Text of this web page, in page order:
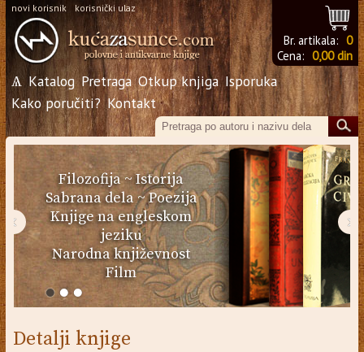
novi korisnik korisnički ulaz
Br. artikala: 0
Cena: 0,00 din
Ѧ Katalog Pretraga Otkup knjiga Isporuka
Kako poručiti? Kontakt
Filozofija~Istorija
Sabrana dela~Poezija
Knjige na engleskom
jeziku
Narodna književnost
Film
‹ ›
Detalji knjige